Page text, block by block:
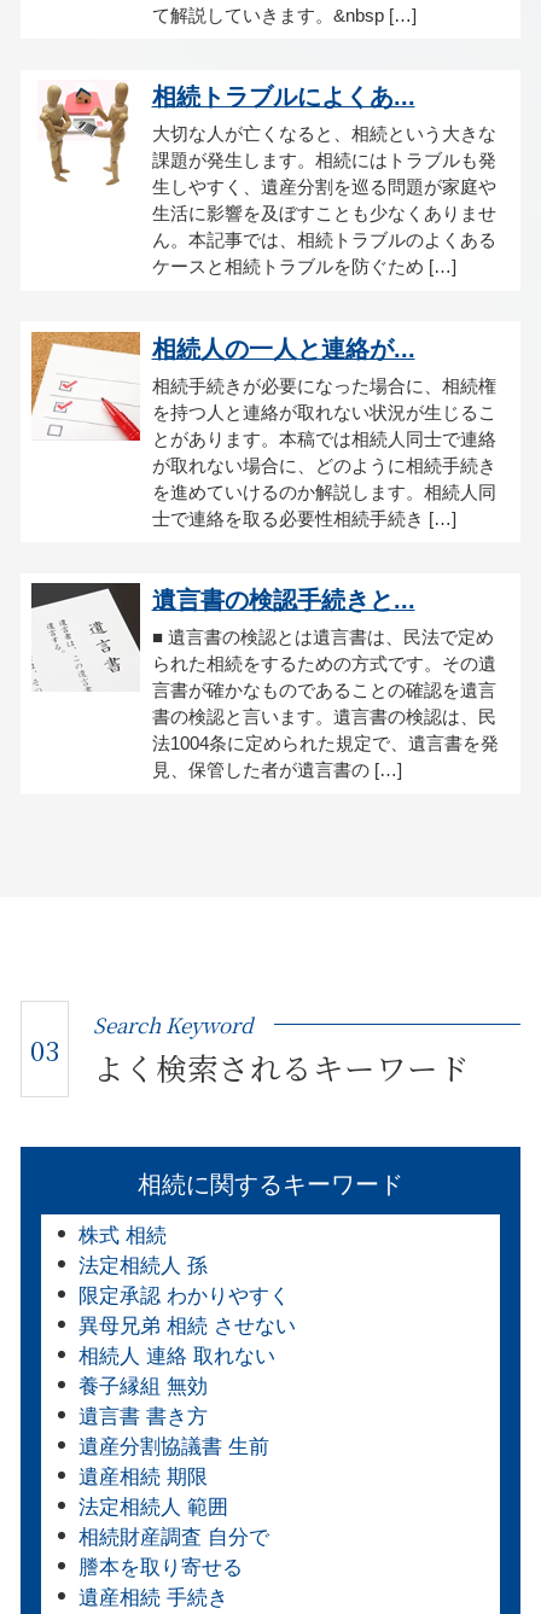
て解説していきます。&nbsp […]
相続トラブルによくあ...
大切な人が亡くなると、相続という大きな
課題が発生します。相続にはトラブルも発
生しやすく、遺産分割を巡る問題が家庭や
生活に影響を及ぼすことも少なくありませ
ん。本記事では、相続トラブルのよくある
ケースと相続トラブルを防ぐため […]
相続人の一人と連絡が...
相続手続きが必要になった場合に、相続権
を持つ人と連絡が取れない状況が生じるこ
とがあります。本稿では相続人同士で連絡
が取れない場合に、どのように相続手続き
を進めていけるのか解説します。相続人同
士で連絡を取る必要性相続手続き […]
遺言書の検認手続きと...
■ 遺言書の検認とは遺言書は、民法で定め
られた相続をするための方式です。その遺
言書が確かなものであることの確認を遺言
書の検認と言います。遺言書の検認は、民
法1004条に定められた規定で、遺言書を発
見、保管した者が遺言書の […]
03
Search Keyword
よく検索されるキーワード
相続に関するキーワード
株式 相続
法定相続人 孫
限定承認 わかりやすく
異母兄弟 相続 させない
相続人 連絡 取れない
養子縁組 無効
遺言書 書き方
遺産分割協議書 生前
遺産相続 期限
法定相続人 範囲
相続財産調査 自分で
謄本を取り寄せる
遺産相続 手続き